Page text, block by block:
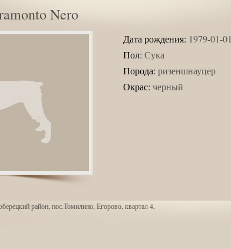
Nero
Дата рождения: 1979-01-01
Пол: Сука
Порода: ризеншнауцер
Окрас: черный
район, пос.Томилино, Егорово, квартал 4,